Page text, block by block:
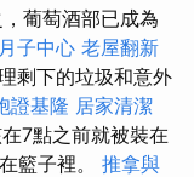
葡萄酒部已成為
子中心 老屋翻新
剩下的垃圾和意外
證基隆 居家清潔
7點之前就被裝在
籃子裡。 推拿與